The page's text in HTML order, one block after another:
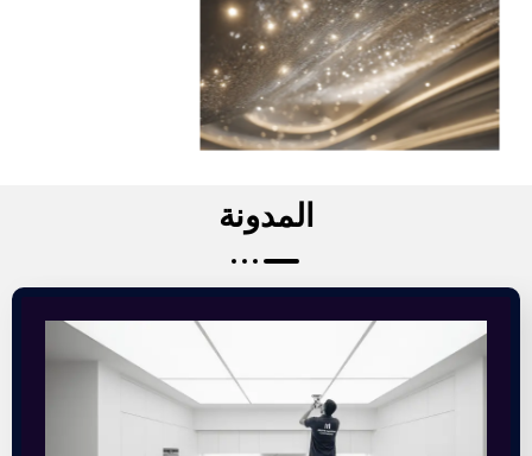
المدونة